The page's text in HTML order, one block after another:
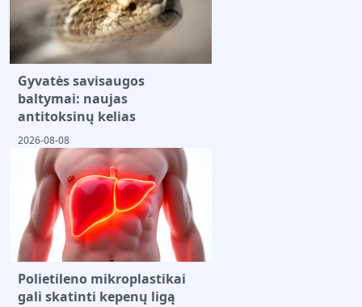
Gyvatės savisaugos
baltymai: naujas
antitoksinų kelias
2026-08-08
Polietileno mikroplastikai
gali skatinti kepenų ligą